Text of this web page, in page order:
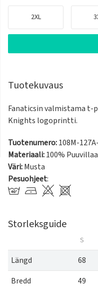
2XL
Tuotekuvaus
Fanaticsin valmistama t-
Knights logoprintti.
Tuotenumero:108M-
Materiaali:100% Puuvillaa
Väri:Musta
Pesuohjeet:
Storleksguide
S
Längd 68
Bredd
49